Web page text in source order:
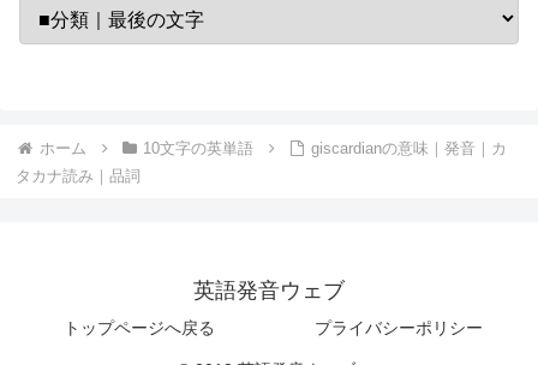
ホーム 10文字の英単語
giscardianの意味｜発音｜カ
タカナ読み｜品詞
英語発音ウェブ
トップページへ戻る プライバシーポリシー